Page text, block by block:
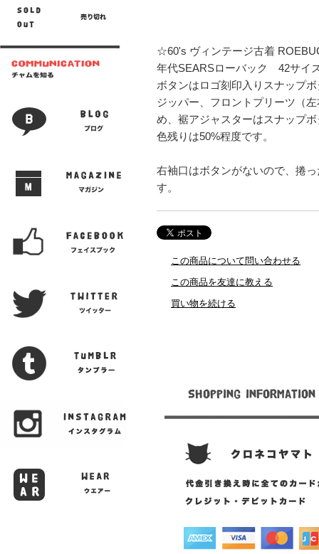
☆60's ヴィンテージ古着
年代SEARSローバック 42サイ
ボタンはロゴ刻印入りスナップ
ジッパー、フロントプリーツ（
め、裾アジャスターはスナップ
色残りは50%程度です。
右袖口はボタンがないので、捲
す。
この商品について問い合わせる
この商品を友達に教える
買い物を続ける